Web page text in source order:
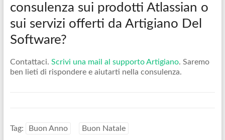
consulenza sui prodotti Atlassian o
sui servizi offerti da Artigiano Del
Software?
Contattaci. Scrivi una mail al supporto Artigiano. Saremo
ben lieti di rispondere e aiutarti nella consulenza.
Tag: Buon Anno Buon Natale